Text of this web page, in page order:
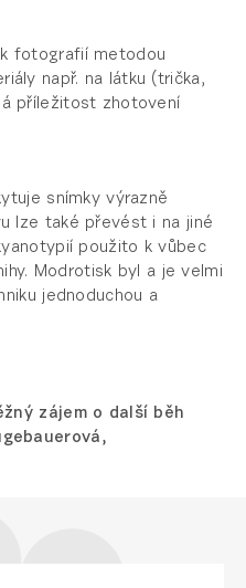
fotografií metodou
např. na látku (trička,
příležitost zhotovení
snímky výrazně
lze také převést i na jiné
použito k vůbec
Modrotisk byl a je velmi
jednoduchou a
zájem o další běh